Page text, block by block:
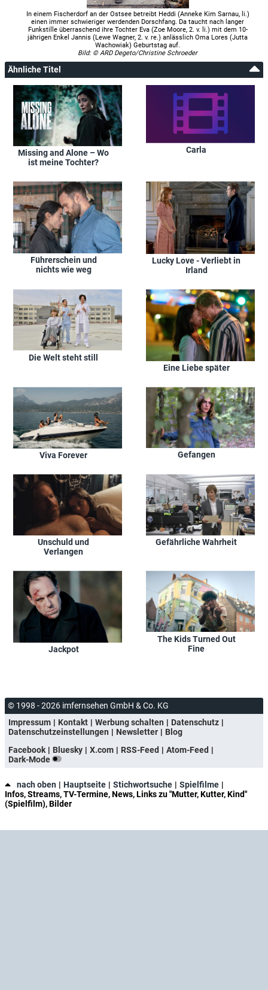
In einem Fischerdorf an der Ostsee betreibt Heddi (Anneke Kim Sarnau, li.)
einen immer schwieriger werdenden Dorschfang. Da taucht nach langer
Funkstille überraschend ihre Tochter Eva (Zoe Moore, 2. v. li.) mit dem 10-
jährigen Enkel Jannis (Lewe Wagner, 2. v. re.) anlässlich Oma Lores (Jutta
Wachowiak) Geburtstag auf.
Bild: © ARD Degeto/Christine Schroeder
Ähnliche Titel
Missing and Alone – Wo
ist meine Tochter?
Carla
Führerschein und
nichts wie weg
Lucky Love - Verliebt in
Irland
Die Welt steht still
Eine Liebe später
Viva Forever Gefangen
Unschuld und
Verlangen
Gefährliche Wahrheit
Jackpot
The Kids Turned Out
Fine
© 1998 - 2026 imfernsehen GmbH & Co. KG
Impressum
Kontakt Werbung schalten
Datenschutz
Datenschutzeinstellungen
Newsletter
Blog
Facebook
Bluesky X.com RSS-Feed
Atom-Feed
Dark-Mode
nach oben Hauptseite Stichwortsuche
Spielfilme
Infos, Streams, TV-Termine, News, Links zu "Mutter, Kutter, Kind"
(Spielfilm), Bilder